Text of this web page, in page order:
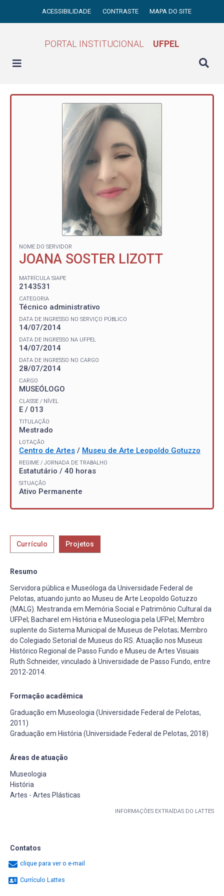
ACESSIBILIDADE CONTRASTE MAPA DO SITE
PORTAL INSTITUCIONAL UFPEL
NOME DO SERVIDOR
JOANA SOSTER LIZOTT
MATRÍCULA SIAPE
2143531
CATEGORIA
Técnico administrativo
DATA DE INGRESSO NO SERVIÇO PÚBLICO
14/07/2014
DATA DE INGRESSO NA UFPEL
14/07/2014
DATA DE INGRESSO NO CARGO
28/07/2014
CARGO
MUSEÓLOGO
CLASSE / NÍVEL
E / 013
TITULAÇÃO
Mestrado
LOTAÇÃO
Centro de Artes / Museu de Arte Leopoldo Gotuzzo
REGIME / JORNADA DE TRABALHO
Estatutário / 40 horas
SITUAÇÃO
Ativo Permanente
Currículo Projetos
Resumo
Servidora pública e Museóloga da Universidade Federal de
Pelotas, atuando junto ao Museu de Arte Leopoldo Gotuzzo
(MALG). Mestranda em Memória Social e Patrimônio Cultural da
UFPel; Bacharel em História e Museologia pela UFPel; Membro
suplente do Sistema Municipal de Museus de Pelotas; Membro
do Colegiado Setorial de Museus do RS. Atuação nos Museus
Histórico Regional de Passo Fundo e Museu de Artes Visuais
Ruth Schneider, vinculado à Universidade de Passo Fundo, entre
2012-2014.
Formação acadêmica
Graduação em Museologia (Universidade Federal de Pelotas,
2011)
Graduação em História (Universidade Federal de Pelotas, 2018)
Áreas de atuação
Museologia
História
Artes - Artes Plásticas
INFORMAÇÕES EXTRAÍDAS DO LATTES
Contatos
clique para ver o e-mail
Currículo Lattes